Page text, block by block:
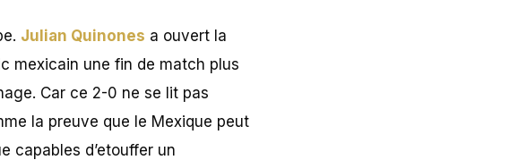
Julian Quinones a ouvert la
mexicain une fin de match plus
Car ce 2-0 ne se lit pas
la preuve que le Mexique peut
capables d’etouffer un